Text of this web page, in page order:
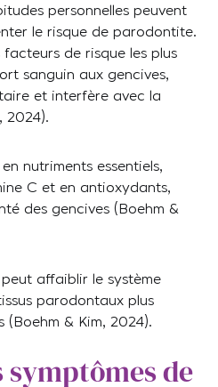
personnelles peuvent
le risque de parodontite.
facteurs de risque les plus
sanguin aux gencives,
et interfère avec la
2024).
nutriments essentiels,
C et en antioxydants,
des gencives (Boehm &
affaiblir le système
parodontaux plus
& Kim, 2024).
symptômes de